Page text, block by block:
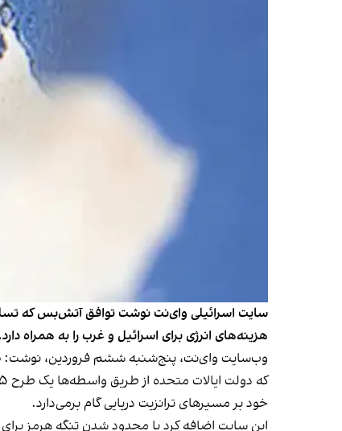
سایت اسرائیلی وای‌نت نوشت توافق آتش‌بس که
هزینه‌های انرژی برای اسرائیل و غرب را به همراه
وب‌سایت وای‌نت، پنج‌شنبه ششم فروردین، نوشت:
که دولت ایالات متحده از طریق واسطه‌ها یک طرح ۱۵ ماده‌ای
خود بر مسیرهای ترانزیت دریایی گام برمی‌دارد.
این سایت اضافه کرد با محدود شدن تنگه هرمز برای